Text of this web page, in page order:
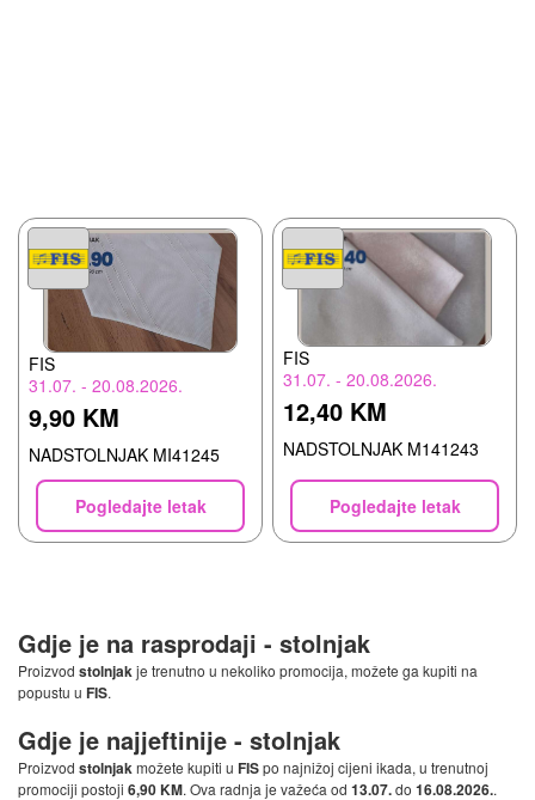
FIS
31.07. - 20.08.2026.
9,90 KM
NADSTOLNJAK MI41245
Pogledajte letak
FIS
31.07. - 20.08.2026.
12,40 KM
NADSTOLNJAK M141243
Pogledajte letak
Gdje je na rasprodaji - stolnjak
Proizvod stolnjak je trenutno u nekoliko promocija, možete ga kupiti na
popustu u FIS.
Gdje je najjeftinije - stolnjak
Proizvod stolnjak možete kupiti u FISpo najnižoj cijeni ikada, u trenutnoj
promociji postoji 6,90 KM. Ova radnja je važeća od 13.07.do 16.08.2026..